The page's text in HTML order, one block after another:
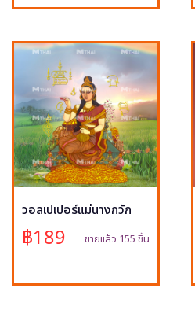
วอลเปเปอร์แม่นางกวัก
฿189 ขายแล้ว 155 ชิ้น